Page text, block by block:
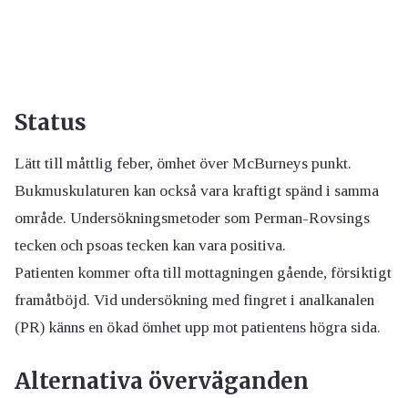
Status
Lätt till måttlig feber, ömhet över McBurneys punkt.
Bukmuskulaturen kan också vara kraftigt spänd i samma
område. Undersökningsmetoder som Perman-Rovsings
tecken och psoas tecken kan vara positiva.
Patienten kommer ofta till mottagningen gående, försiktigt
framåtböjd. Vid undersökning med fingret i analkanalen
(PR) känns en ökad ömhet upp mot patientens högra sida.
Alternativa överväganden